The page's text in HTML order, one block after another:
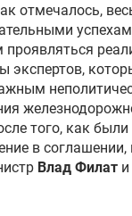
отмечалось,
экспертов,
того, как
в соглашении,
Влад Филат